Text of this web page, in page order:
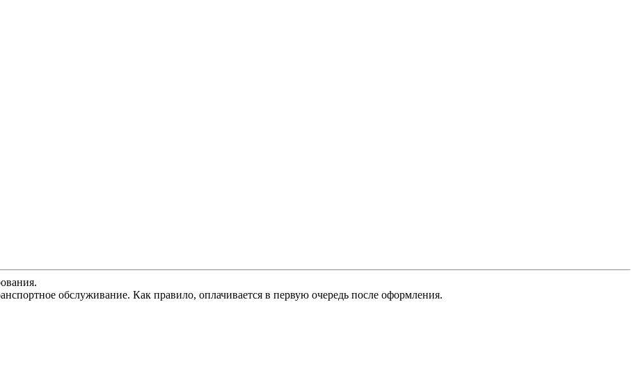
обслуживание. Как правило, оплачивается в первую очередь после оформления.